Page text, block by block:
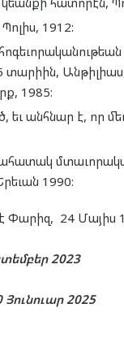
1912:
տարիին,
1985:
եւ անհնար է, որ
1990:
Փարիզ, 24 Մայիս
2023
2025